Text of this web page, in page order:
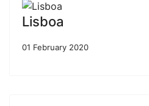
Lisboa
01 February 2020